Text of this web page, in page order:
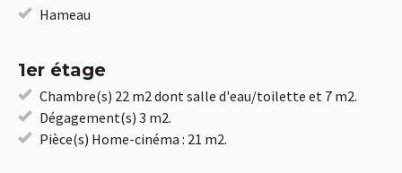
Hameau
1er étage
Chambre(s) 22 m2 dont salle d'eau/toilette et 7 m2.
Dégagement(s) 3 m2.
Pièce(s) Home-cinéma : 21 m2.